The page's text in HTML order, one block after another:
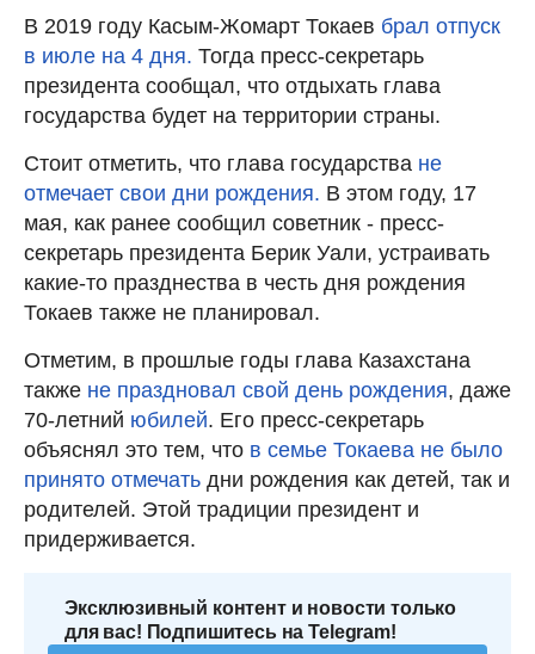
В 2019 году Касым-Жомарт Токаев брал отпуск
в июле на 4 дня. Тогда пресс-секретарь
президента сообщал, что отдыхать глава
государства будет на территории страны.
Стоит отметить, что глава государства не
отмечает свои дни рождения. В этом году, 17
мая, как ранее сообщил советник - пресс-
секретарь президента Берик Уали, устраивать
какие-то празднества в честь дня рождения
Токаев также не планировал.
Отметим, в прошлые годы глава Казахстана
также не праздновал свой день рождения, даже
70-летний юбилей. Его пресс-секретарь
объяснял это тем, что в семье Токаева не было
принято отмечать дни рождения как детей, так и
родителей. Этой традиции президент и
придерживается.
Эксклюзивный контент и новости только
для вас! Подпишитесь на Telegram!